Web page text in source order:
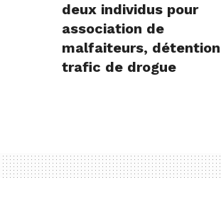
deux individus pour
association de
malfaiteurs,
trafic de drogue